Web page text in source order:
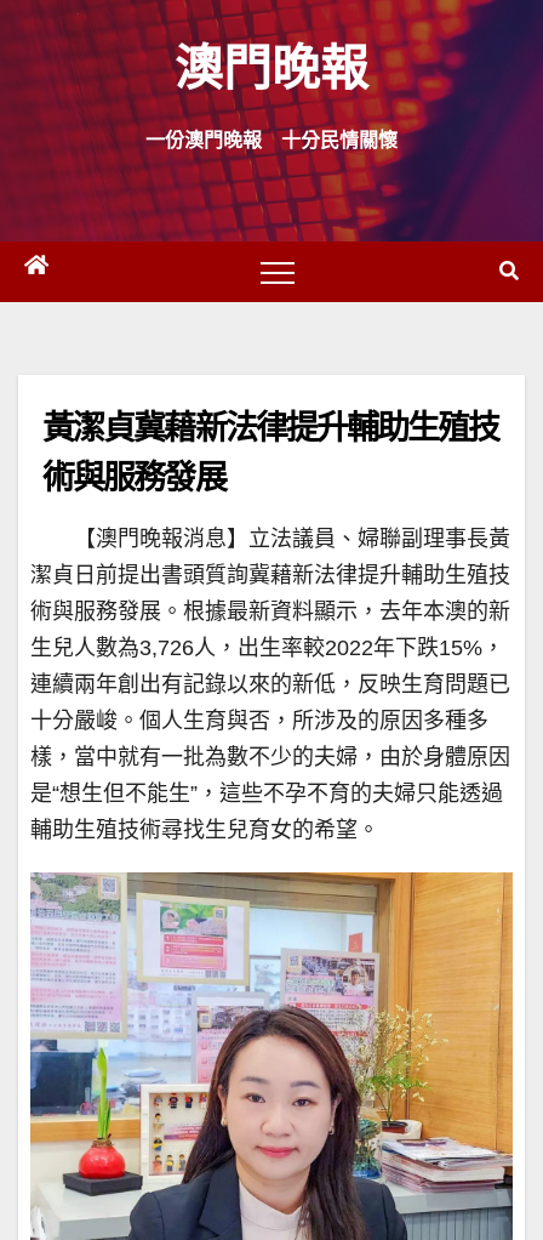
Skip
content
澳門晚報
一份澳門晚報 十分民情關懷
黃潔貞冀藉新法律提升輔助生殖技
術與服務發展
【澳門晚報消息】立法議員、婦聯副理事長黃
潔貞日前提出書頭質詢冀藉新法律提升輔助生殖技
術與服務發展。根據最新資料顯示，去年本澳的新
生兒人數為3,726人，出生率較2022年下跌15%，
連續兩年創出有記錄以來的新低，反映生育問題已
十分嚴峻。個人生育與否，所涉及的原因多種多
樣，當中就有一批為數不少的夫婦，由於身體原因
是“想生但不能生”，這些不孕不育的夫婦只能透過
輔助生殖技術尋找生兒育女的希望。